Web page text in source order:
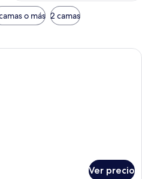
o más 2 camas
Ver precio